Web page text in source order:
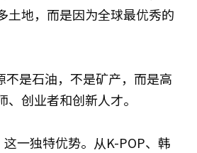
土地，而是因为全球最优秀的
不是石油，不是矿产，而是高
创业者和创新人才。
一独特优势。从K-POP、韩